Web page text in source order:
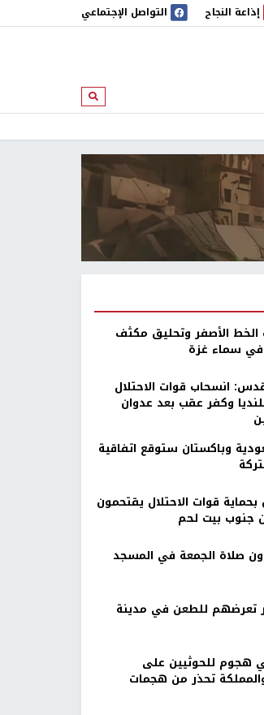
إذاعة النجاح
النجاح التواصل الإجتماعي
ابحث
الخط الأصفر وتحليق مكثف
في سماء غزة
انسحاب قوات الاحتلال
وكفر عقب بعد عدوان
وباكستان ستوقع اتفاقية
قوات الاحتلال يقتحمون
جنوب بيت لحم
صلاة الجمعة في المسجد
تعرضهم للطعن في مدينة
11 في هجوم للحوثيين على
تحذر من هجمات